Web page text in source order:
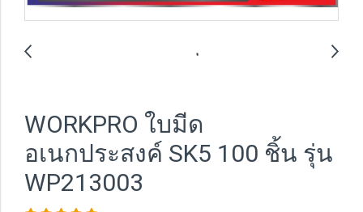
WORKPRO ใบมีด
อเนกประสงค์ SK5 100 ชิ้น รุ่น
WP213003